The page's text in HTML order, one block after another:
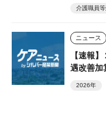
介護職員
ニュース
【速報
遇改善加
2026年